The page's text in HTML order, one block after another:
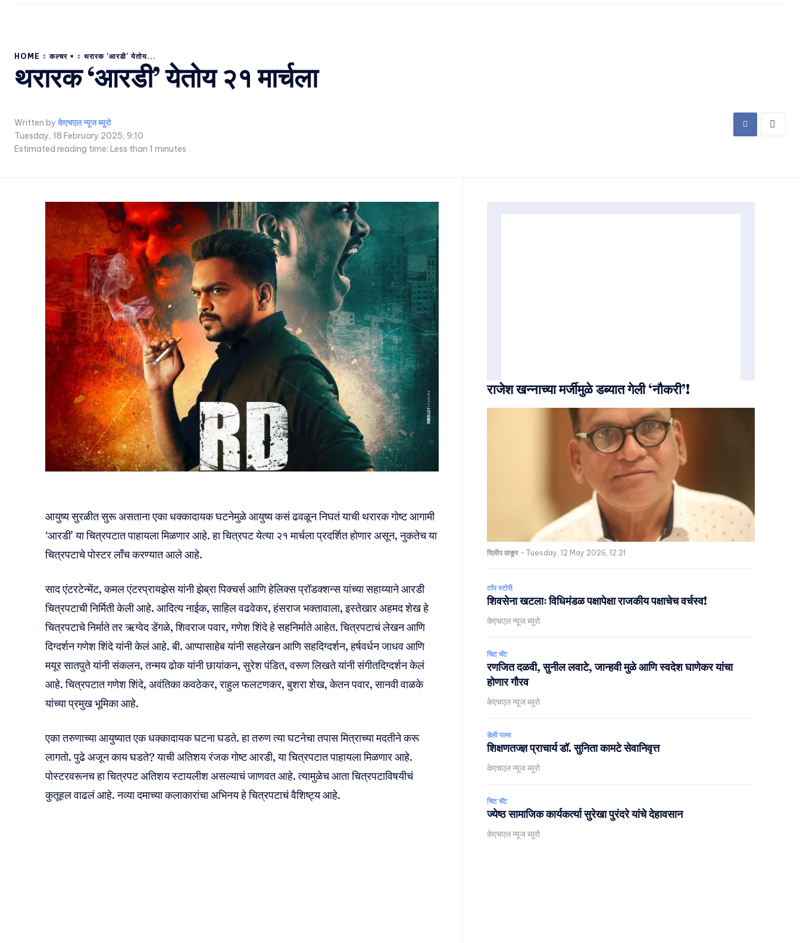
HOME कल्चर + थरारक 'आरडी' येतोय...
थरारक ‘आरडी’ येतोय २१ मार्चला
Written by केएचएल न्यूज ब्युरो
Tuesday, 18 February 2025, 9:10
Estimated reading time: Less than 1 minutes
आयुष्य सुरळीत सुरू असताना एका धक्कादायक घटनेमुळे आयुष्य कसं ढवळून निघतं याची थरारक गोष्ट आगामी
‘आरडी’ या चित्रपटात पाहायला मिळणार आहे. हा चित्रपट येत्या २१ मार्चला प्रदर्शित होणार असून, नुकतेच या
चित्रपटाचे पोस्टर लाँच करण्यात आले आहे.
साद एंटरटेन्मेंट, कमल एंटरप्रायझेस यांनी झेब्रा पिक्चर्स आणि हेलिक्स प्रॉडक्शन्स यांच्या सहाय्याने आरडी
चित्रपटाची निर्मिती केली आहे. आदित्य नाईक, साहिल वढवेकर, हंसराज भक्तावाला, इस्तेखार अहमद शेख हे
चित्रपटाचे निर्माते तर ऋग्वेद डेंगळे, शिवराज पवार, गणेश शिंदे हे सहनिर्माते आहेत. चित्रपटाचं लेखन आणि
दिग्दर्शन गणेश शिंदे यांनी केलं आहे. बी. आप्पासाहेब यांनी सहलेखन आणि सहदिग्दर्शन, हर्षवर्धन जाधव आणि
मयूर सातपुते यांनी संकलन, तन्मय ढोक यांनी छायांकन, सुरेश पंडित, वरूण लिखते यांनी संगीतदिग्दर्शन केलं
आहे. चित्रपटात गणेश शिंदे, अवंतिका कवठेकर, राहुल फलटणकर, बुशरा शेख, केतन पवार, सानवी वाळके
यांच्या प्रमुख भूमिका आहे.
एका तरुणाच्या आयुष्यात एक धक्कादायक घटना घडते. हा तरुण त्या घटनेचा तपास मित्राच्या मदतीने करू
लागतो. पुढे अजून काय घडते? याची अतिशय रंजक गोष्ट आरडी, या चित्रपटात पाहायला मिळणार आहे.
पोस्टरवरूनच हा चित्रपट अतिशय स्टायलीश असल्याचं जाणवत आहे. त्यामुळेच आता चित्रपटाविषयीचं
कुतूहल वाढलं आहे. नव्या दमाच्या कलाकारांचा अभिनय हे चित्रपटाचं वैशिष्ट्य आहे.
राजेश खन्नाच्या मर्जीमुळे डब्यात गेली ‘नौकरी’!
दिलीप ठाकूर - Tuesday, 12 May 2026, 12:21
टॉप स्टोरी
शिवसेना खटलाः विधिमंडळ पक्षापेक्षा राजकीय पक्षाचेच वर्चस्व!
केएचएल न्यूज ब्युरो
चिट चॅट
रणजित दळवी, सुनील लवाटे, जान्हवी मुळे आणि स्वदेश घाणेकर यांचा
होणार गौरव
केएचएल न्यूज ब्युरो
डेली पल्स
शिक्षणतज्ज्ञ प्राचार्य डॉ. सुनिता कामटे सेवानिवृत्त
केएचएल न्यूज ब्युरो
चिट चॅट
ज्येष्ठ सामाजिक कार्यकर्त्या सुरेखा पुरंदरे यांचे देहावसान
केएचएल न्यूज ब्युरो